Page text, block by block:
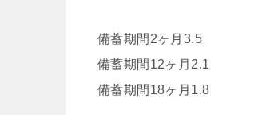
備蓄期間2ヶ月3.5
備蓄期間12ヶ月2.1
備蓄期間18ヶ月1.8